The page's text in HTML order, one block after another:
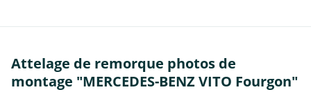
Attelage de remorque photos de
montage "MERCEDES-BENZ VITO Fourgon"